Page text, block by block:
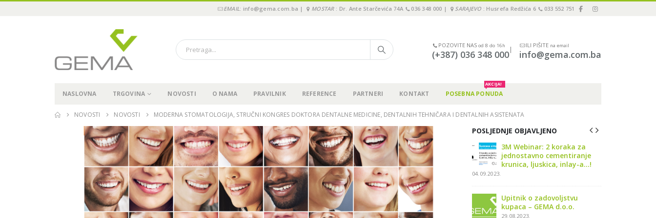
EMAIL: info@gema.com.ba | MOSTAR: Dr. Ante Starčevića 74A 036 348 000 | SARAJEVO : Husrefa Redžića 6 033 552 751
POZOVITE NAS od 8 do 16h
(+387) 036 348 000|
ILI PIŠITE na email
info@gema.com.ba
NASLOVNA TRGOVINA NOVOSTI O NAMA PRAVILNIK REFERENCE PARTNERI KONTAKT POSEBNA PONUDA
AKCIJA!
NOVOSTI NOVOSTI MODERNA STOMATOLOGIJA, STRUČNI KONGRES DOKTORA DENTALNE MEDICINE, DENTALNIH TEHNIČARA I DENTALNIH ASISTENATA
POSLJEDNJE OBJAVLJENO
Održali smo “Pioneer in
Immediate3 Tour 2024” u
Sarajevu, 15.11.2024
19.11.2024.
Pioneer in Immediate3 Tour
2024 – Sarajevo, 15.11.2024
04.07.2024.
3M Webinar: 2 koraka za
jednostavno cementiranje
krunica, ljuskica, inlay-a…!
04.09.2023.
Upitnik o zadovoljstvu
kupaca – GEMA d.o.o.
29.08.2023.
Održali smo “Pioneer in
Immediate3 Tour 2024” u
Sarajevu, 15.11.2024
19.11.2024.
Pioneer in Immediate3 Tour
2024 – Sarajevo, 15.11.2024
04.07.2024.
3M Webinar: 2 koraka za
jednostavno cementiranje
krunica, ljuskica, inlay-a…!
04.09.2023.
Upitnik o zadovoljstvu
kupaca – GEMA d.o.o.
29.08.2023.